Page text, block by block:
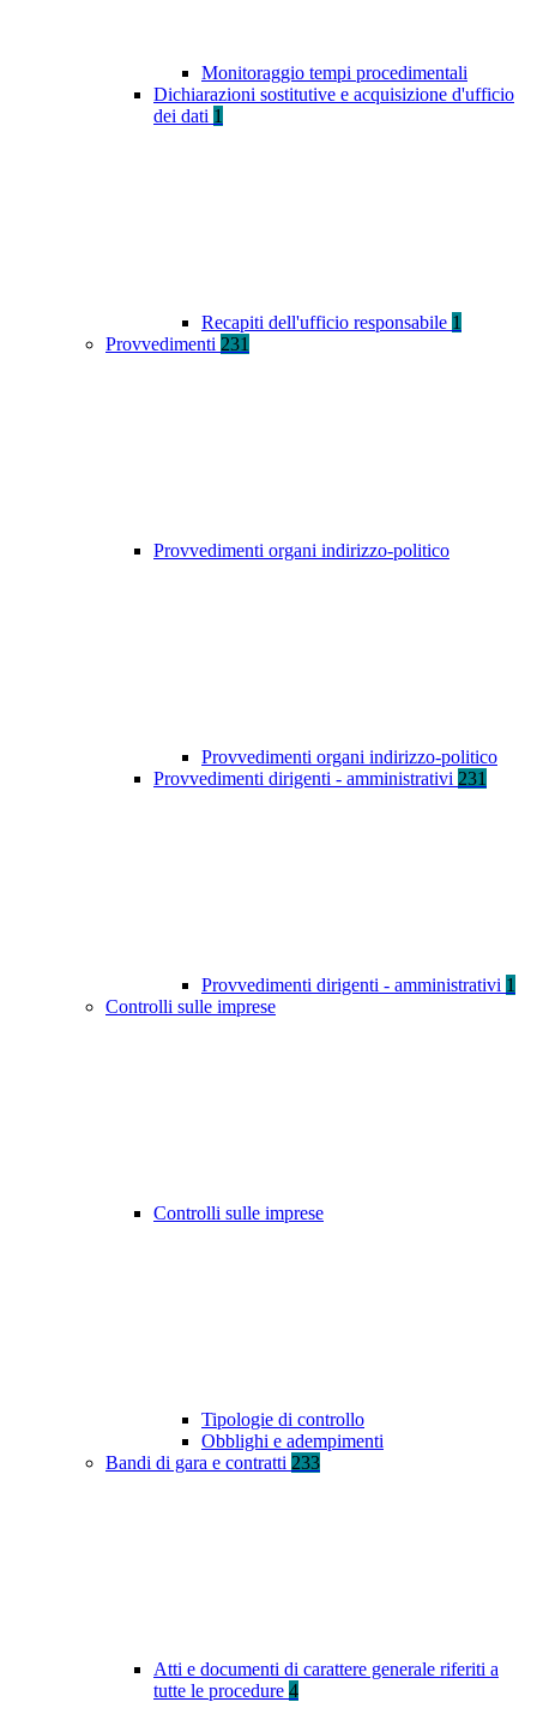
Monitoraggio tempi procedimentali
Dichiarazioni sostitutive e acquisizione d'ufficio
dei dati 1
Recapiti dell'ufficio responsabile 1
Provvedimenti 231
Provvedimenti organi indirizzo-politico
Provvedimenti organi indirizzo-politico
Provvedimenti dirigenti - amministrativi 231
Provvedimenti dirigenti - amministrativi 1
Controlli sulle imprese
Controlli sulle imprese
Tipologie di controllo
Obblighi e adempimenti
Bandi di gara e contratti 233
Atti e documenti di carattere generale riferiti a
tutte le procedure 4